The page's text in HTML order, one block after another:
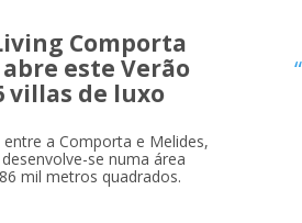
Comporta
este Verão
villas de luxo
entre a Comporta e Melides,
se numa área
mil metros quadrados.